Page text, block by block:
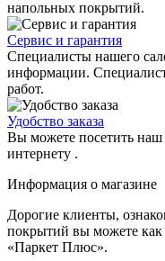
напольных покрытий.
Сервис и гарантия
Специалисты нашего
информации.
работ.
Удобство заказа
Вы можете посетить наш
интернету .
Информация о магазине
Дорогие клиенты,
покрытий вы можете как
«Паркет Плюс».